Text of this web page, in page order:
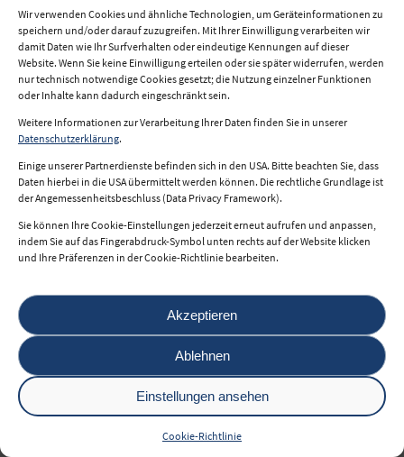
Wir verwenden Cookies und ähnliche Technologien, um Geräteinformationen zu
speichern und/oder darauf zuzugreifen. Mit Ihrer Einwilligung verarbeiten wir
damit Daten wie Ihr Surfverhalten oder eindeutige Kennungen auf dieser
Website. Wenn Sie keine Einwilligung erteilen oder sie später widerrufen, werden
nur technisch notwendige Cookies gesetzt; die Nutzung einzelner Funktionen
oder Inhalte kann dadurch eingeschränkt sein.
Weitere Informationen zur Verarbeitung Ihrer Daten finden Sie in unserer
Datenschutzerklärung.
Einige unserer Partnerdienste befinden sich in den USA. Bitte beachten Sie, dass
Daten hierbei in die USA übermittelt werden können. Die rechtliche Grundlage ist
der Angemessenheitsbeschluss (Data Privacy Framework).
Sie können Ihre Cookie-Einstellungen jederzeit erneut aufrufen und anpassen,
indem Sie auf das Fingerabdruck-Symbol unten rechts auf der Website klicken
und Ihre Präferenzen in der Cookie-Richtlinie bearbeiten.
Akzeptieren
Ablehnen
Einstellungen ansehen
Cookie-Richtlinie
© 2026 i2b.at
powered by